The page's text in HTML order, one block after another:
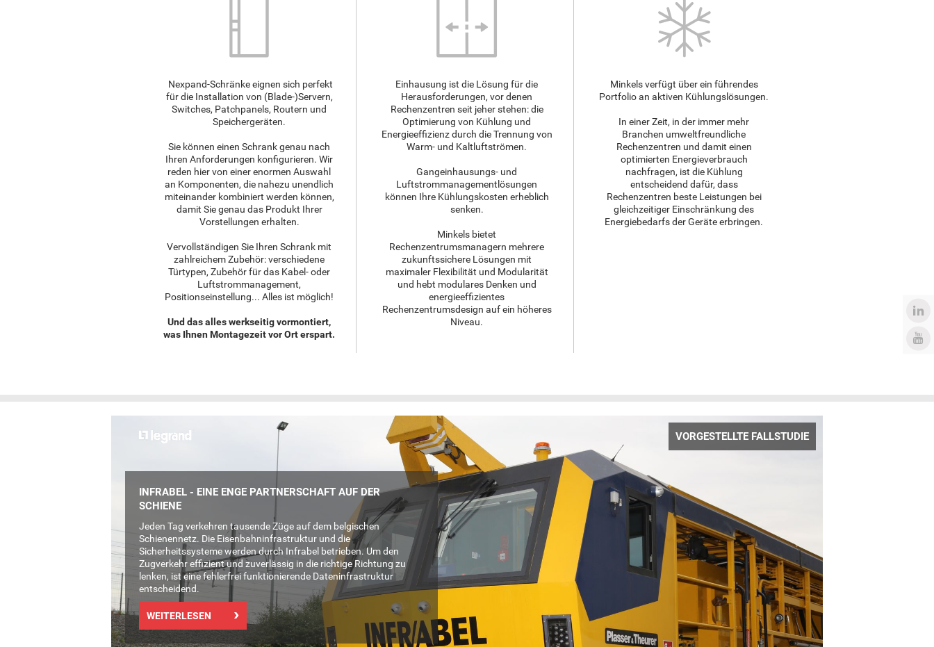
Nexpand-Schränke eignen sich perfekt
für die Installation von (Blade-)Servern,
Switches, Patchpanels, Routern und
Speichergeräten.
Sie können einen Schrank genau nach
Ihren Anforderungen konfigurieren. Wir
reden hier von einer enormen Auswahl
an Komponenten, die nahezu unendlich
miteinander kombiniert werden können,
damit Sie genau das Produkt Ihrer
Vorstellungen erhalten.
Vervollständigen Sie Ihren Schrank mit
zahlreichem Zubehör: verschiedene
Türtypen, Zubehör für das Kabel- oder
Luftstrommanagement,
Positionseinstellung... Alles ist möglich!
Und das alles werkseitig vormontiert,
was Ihnen Montagezeit vor Ort erspart.
Einhausung ist die Lösung für die
Herausforderungen, vor denen
Rechenzentren seit jeher stehen: die
Optimierung von Kühlung und
Energieeffizienz durch die Trennung von
Warm- und Kaltluftströmen.
Gangeinhausungs- und
Luftstrommanagementlösungen
können Ihre Kühlungskosten erheblich
senken.
Minkels bietet
Rechenzentrumsmanagern mehrere
zukunftssichere Lösungen mit
maximaler Flexibilität und Modularität
und hebt modulares Denken und
energieeffizientes
Rechenzentrumsdesign auf ein höheres
Niveau.
Minkels verfügt über ein führendes
Portfolio an aktiven Kühlungslösungen.
In einer Zeit, in der immer mehr
Branchen umweltfreundliche
Rechenzentren und damit einen
optimierten Energieverbrauch
nachfragen, ist die Kühlung
entscheidend dafür, dass
Rechenzentren beste Leistungen bei
gleichzeitiger Einschränkung des
Energiebedarfs der Geräte erbringen.
VORGESTELLTE FALLSTUDIE
INFRABEL - EINE ENGE PARTNERSCHAFT AUF DER
SCHIENE
Jeden Tag verkehren tausende Züge auf dem belgischen
Schienennetz. Die Eisenbahninfrastruktur und die
Sicherheitssysteme werden durch Infrabel betrieben. Um den
Zugverkehr effizient und zuverlässig in die richtige Richtung zu
lenken, ist eine fehlerfrei funktionierende Dateninfrastruktur
entscheidend.
WEITERLESEN